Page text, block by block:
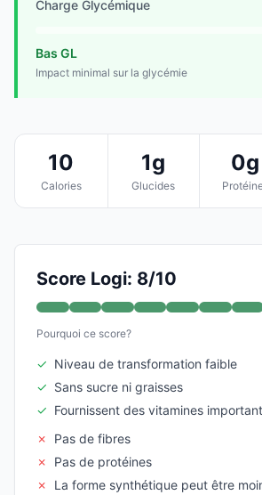
Charge Glycémique
Bas GL
Impact minimal sur la glycémie
10
Calories
1g
Glucides
0g
Score Logi: 8/10
Pourquoi ce score?
✓ Niveau de transformation faible
✓ Sans sucre ni graisses
✓ Fournissent des vitamines
✗
Pas de fibres
✗
Pas de protéines
✗
La forme synthétique peut être